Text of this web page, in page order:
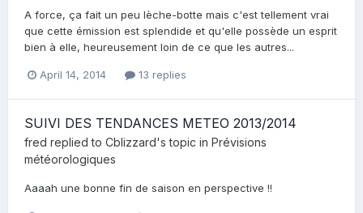
A force, ça fait un peu lèche-botte mais c'est tellement vrai
que cette émission est splendide et qu'elle possède un esprit
bien à elle, heureusement loin de ce que les autres...
April 14, 2014 13 replies
SUIVI DES TENDANCES METEO 2013/2014
fred replied to Cblizzard's topic in Prévisions
météorologiques
Aaaah une bonne fin de saison en perspective !!